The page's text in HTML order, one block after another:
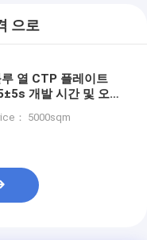
으로
루 열 CTP 플레이트
개발 시간 및 오프
： 5000sqm